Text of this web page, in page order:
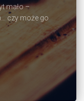
mało –
czy może go